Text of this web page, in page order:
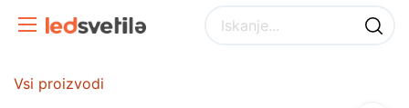
Vsi proizvodi